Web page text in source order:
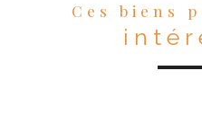
Ces biens